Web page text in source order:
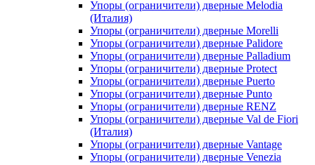
Упоры (ограничители) дверные Melodia
(Италия)
Упоры (ограничители) дверные Morelli
Упоры (ограничители) дверные Palidore
Упоры (ограничители) дверные Palladium
Упоры (ограничители) дверные Protect
Упоры (ограничители) дверные Puerto
Упоры (ограничители) дверные Punto
Упоры (ограничители) дверные RENZ
Упоры (ограничители) дверные Val de Fiori
(Италия)
Упоры (ограничители) дверные Vantage
Упоры (ограничители) дверные Venezia